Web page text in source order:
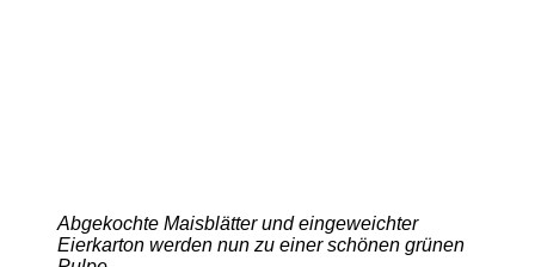
Abgekochte Maisblätter und eingeweichter
Eierkarton werden nun zu einer schönen grünen